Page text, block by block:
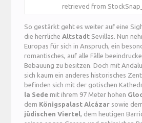
retrieved from
So gestärkt geht es weiter auf eine
die herrlicheAltstadt Sevillas. Nun
Europas für sich in Anspruch, ein
romantisches, auf alle Fälle
Bebauung zu besitzen. Doch mit
sich kaum ein anderes historisches
befinden sich mit der gotischen
la Sede mit ihrem 97 Meter hohen
dem Königspalast Alcázar sowie
jüdischen Viertel, dem heutigen